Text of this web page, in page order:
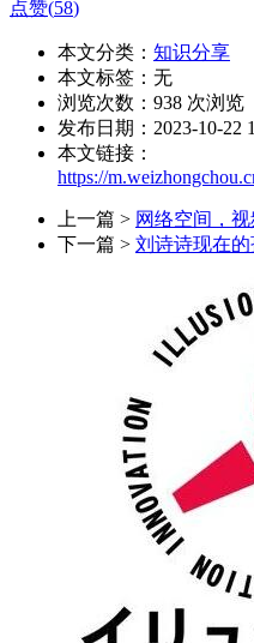
点赞(58)
本文分类： 知识分享
本文标签：无
浏览次数： 938 次浏览
发布日期：2023-10-22
本文链接：
https://
上一篇 > 网络空间，
下一篇 > 刘诗诗现在